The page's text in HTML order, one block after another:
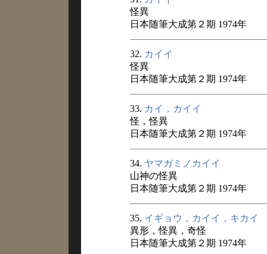
怪異
日本随筆大成第２期 1974年
32. カイイ
怪異
日本随筆大成第２期 1974年
33. カイ，カイイ
怪，怪異
日本随筆大成第２期 1974年
34. ヤマガミノカイイ
山神の怪異
日本随筆大成第２期 1974年
35. イギョウ，カイイ，キカイ
異形，怪異，奇怪
日本随筆大成第２期 1974年